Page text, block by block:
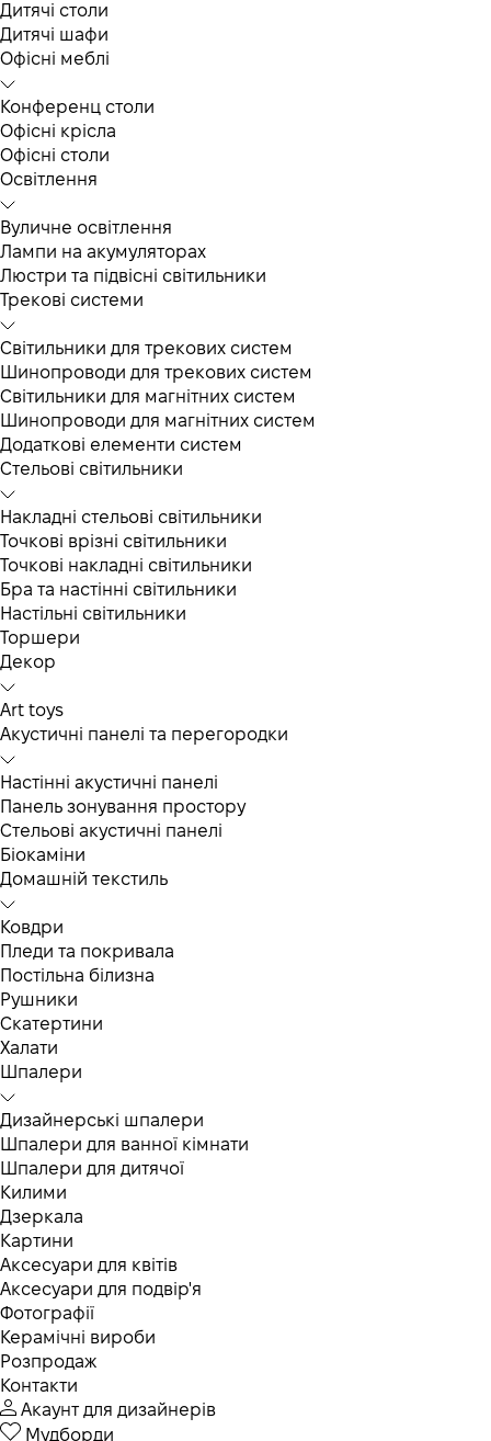
Дитячі столи
Дитячі шафи
Офісні меблі
Конференц столи
Офісні крісла
Офісні столи
Освітлення
Вуличне освітлення
Лампи на акумуляторах
Люстри та підвісні світильники
Трекові системи
Світильники для трекових систем
Шинопроводи для трекових систем
Світильники для магнітних систем
Шинопроводи для магнітних систем
Додаткові елементи систем
Cтельові світильники
Накладні стельові світильники
Точкові врізні світильники
Точкові накладні світильники
Бра та настінні світильники
Настільні світильники
Торшери
Декор
Art toys
Акустичні панелі та перегородки
Настінні акустичні панелі
Панель зонування простору
Стельові акустичні панелі
Біокаміни
Домашній текстиль
Ковдри
Пледи та покривала
Постільна білизна
Рушники
Скатертини
Халати
Шпалери
Дизайнерські шпалери
Шпалери для ванної кімнати
Шпалери для дитячої
Килими
Дзеркала
Картини
Аксесуари для квітів
Аксесуари для подвір'я
Фотографії
Керамічні вироби
Розпродаж
Контакти
Акаунт для дизайнерів
Мудборди